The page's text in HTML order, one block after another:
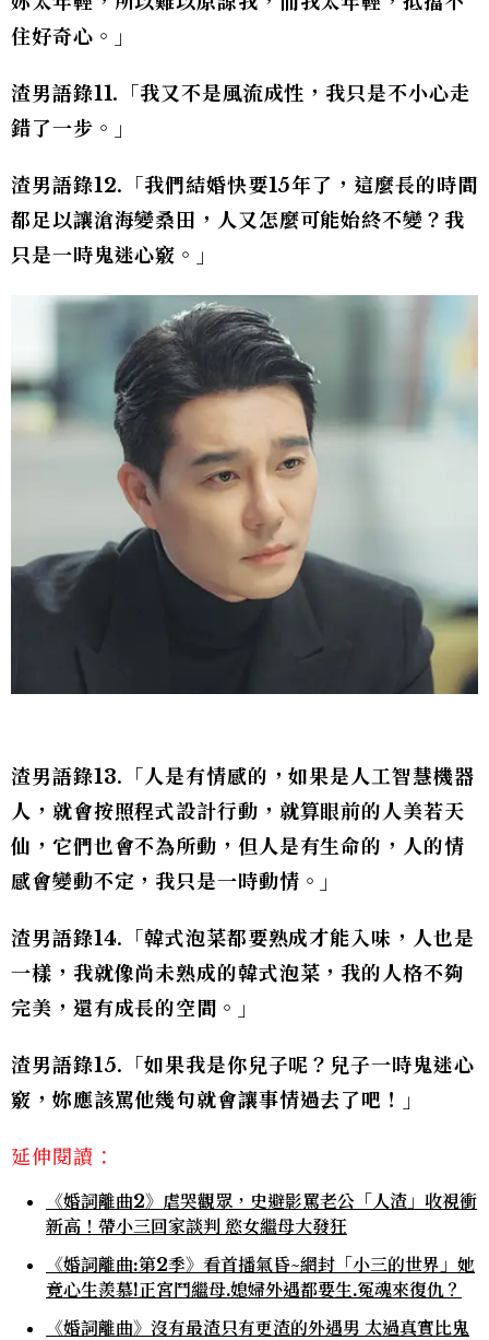
住好奇心。」
渣男語錄11.「我又不是風流成性，我只是不小心走
錯了一步。」
渣男語錄12.「我們結婚快要15年了，這麼長的時間
都足以讓滄海變桑田，人又怎麼可能始終不變？我
只是一時鬼迷心竅。」
渣男語錄13.「人是有情感的，如果是人工智慧機器
人，就會按照程式設計行動，就算眼前的人美若天
仙，它們也會不為所動，但人是有生命的，人的情
感會變動不定，我只是一時動情。」
渣男語錄14.「韓式泡菜都要熟成才能入味，人也是
一樣，我就像尚未熟成的韓式泡菜，我的人格不夠
完美，還有成長的空間。」
渣男語錄15.「如果我是你兒子呢？兒子一時鬼迷心
竅，妳應該罵他幾句就會讓事情過去了吧！」
延伸閱讀：
《婚詞離曲2》虐哭觀眾，史避影罵老公「人渣」收視衝
新高！帶小三回家談判 慾女繼母大發狂
《婚詞離曲:第2季》看首播氣昏~網封「小三的世界」她
竟心生羨慕!正宮鬥繼母.媳婦外遇都要生.冤魂來復仇？
《婚詞離曲》沒有最渣只有更渣的外遇男 太過真實比鬼